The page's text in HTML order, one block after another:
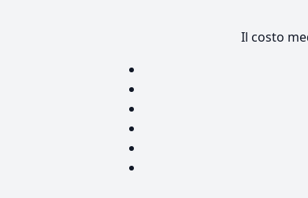
Il costo